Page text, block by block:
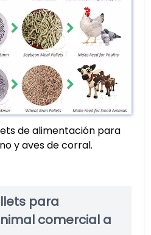
de alimentación para
y aves de corral.
para
comercial a